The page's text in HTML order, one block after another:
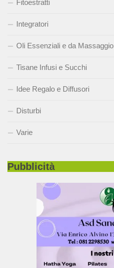
Fitoestratti
Integratori
Oli Essenziali e da Massaggio
Tisane Infusi e Succhi
Idee Regalo e Diffusori
Disturbi
Varie
Pubblicità